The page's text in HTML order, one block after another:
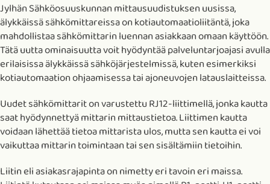
Jylhän Sähköosuuskunnan mittausuudistuksen uusissa,
älykkäissä sähkömittareissa on kotiautomaatioliitäntä, joka
mahdollistaa sähkömittarin luennan asiakkaan omaan käyttöön.
Tätä uutta ominaisuutta voit hyödyntää palveluntarjoajasi avulla
erilaisissa älykkäissä sähköjärjestelmissä, kuten esimerkiksi
kotiautomaation ohjaamisessa tai ajoneuvojen latauslaitteissa.
Uudet sähkömittarit on varustettu RJ12-liittimellä, jonka kautta
saat hyödynnettyä mittarin mittaustietoa. Liittimen kautta
voidaan lähettää tietoa mittarista ulos, mutta sen kautta ei voi
vaikuttaa mittarin toimintaan tai sen sisältämiin tietoihin.
Liitin eli asiakasrajapinta on nimetty eri tavoin eri maissa.